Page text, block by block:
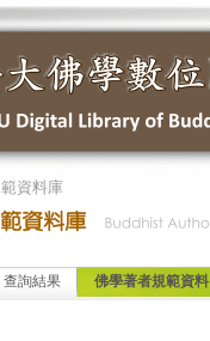
資料庫
查詢結果 佛學著者規範資料